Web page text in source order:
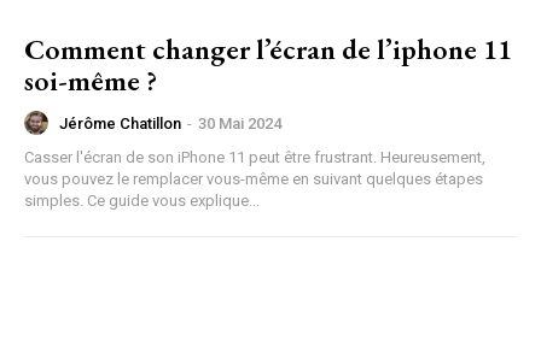
Comment changer l’écran de l’iphone 11
soi-même ?
Jérôme Chatillon - 30 Mai 2024
Casser l'écran de son iPhone 11 peut être frustrant. Heureusement,
vous pouvez le remplacer vous-même en suivant quelques étapes
simples. Ce guide vous explique...